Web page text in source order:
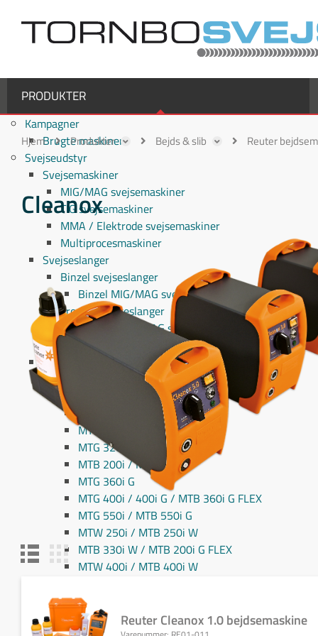
PRODUKTER
Kampagner
Brugte maskiner
Svejseudstyr
Svejsemaskiner
MIG/MAG svejsemaskiner
TIG svejsemaskiner
MMA / Elektrode svejsemaskiner
Multiprocesmaskiner
Svejseslanger
Binzel svejseslanger
Binzel MIG/MAG svejseslanger
Fronius svejseslanger
Fronius MIG/MAG svejseslanger
Fronius TIG svejseslanger
Sliddele til svejseslanger
Sliddele Fronius
MTG 2500S
MTG 250i / MTB 250i G
MTG 320i / MTB 320i G
MTB 200i / MTB 330i G
MTG 360i G
MTG 400i / 400i G / MTB 360i G FLEX
MTG 550i / MTB 550i G
MTW 250i / MTB 250i W
MTB 330i W / MTB 200i G FLEX
MTW 400i / MTB 400i W
MTW 700i / MTB 700i W / MTW 750i
PullMig
Hjem Produkter Bejds & slib Reuter
Cleanox
Reuter Cleanox 1.0 bejdsemaskine